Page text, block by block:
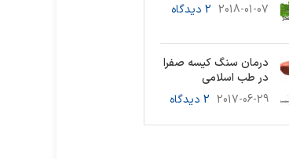
2018-01-07 2 دیدگاه
درمان سنگ کیسه صفرا
در طب اسلامی
2017-06-29 2 دیدگاه